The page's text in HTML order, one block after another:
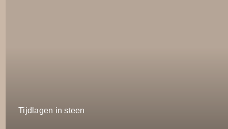
Tijdlagen in steen